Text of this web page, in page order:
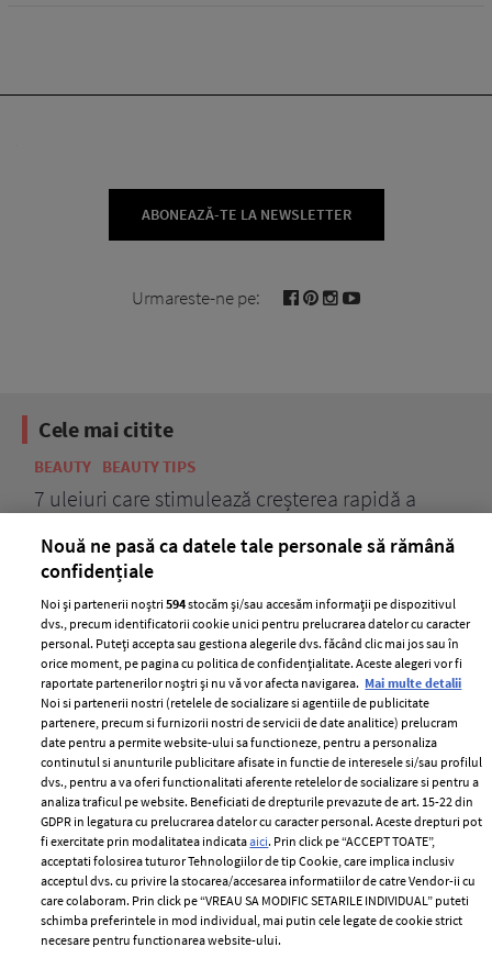
ABONEAZĂ-TE LA NEWSLETTER
Urmareste-ne pe:
Cele mai citite
BEAUTY BEAUTY TIPS
7 uleiuri care stimulează creșterea rapidă a
ELLE Style Awards
2024
Despre ELLE
Romania
Contact
Abonamente
Termeni si conditii
Politica de
confidențialitate
Politica de cookies
Publicitate
Nouă ne pasă ca datele tale personale să rămână
confidențiale
Noi și partenerii noștri594stocăm și/sau accesăm informații pe dispozitivul
dvs., precum identificatorii cookie unici pentru prelucrarea datelor cu caracter
personal. Puteți accepta sau gestiona alegerile dvs. făcând clic mai jos sau în
orice moment, pe pagina cu politica de confidențialitate. Aceste alegeri vor fi
raportate partenerilor noștri și nu vă vor afecta navigarea. Mai multe detalii
Noi si partenerii nostri (retelele de socializare si agentiile de publicitate
partenere, precum si furnizorii nostri de servicii de date analitice) prelucram
date pentru a permite website-ului sa functioneze, pentru a personaliza
continutul si anunturile publicitare afisate in functie de interesele si/sau profilul
dvs., pentru a va oferi functionalitati aferente retelelor de socializare si pentru a
analiza traficul pe website. Beneficiati de drepturile prevazute de art. 15-22 din
GDPR in legatura cu prelucrarea datelor cu caracter personal. Aceste drepturi pot
fi exercitate prin modalitatea indicataaici. Prin click pe “ACCEPT TOATE”,
acceptati folosirea tuturor Tehnologiilor de tip Cookie, care implica inclusiv
acceptul dvs. cu privire la stocarea/accesarea informatiilor de catre Vendor-ii cu
care colaboram. Prin click pe “VREAU SA MODIFIC SETARILE INDIVIDUAL” puteti
schimba preferintele in mod individual, mai putin cele legate de cookie strict
necesare pentru functionarea website-ului.